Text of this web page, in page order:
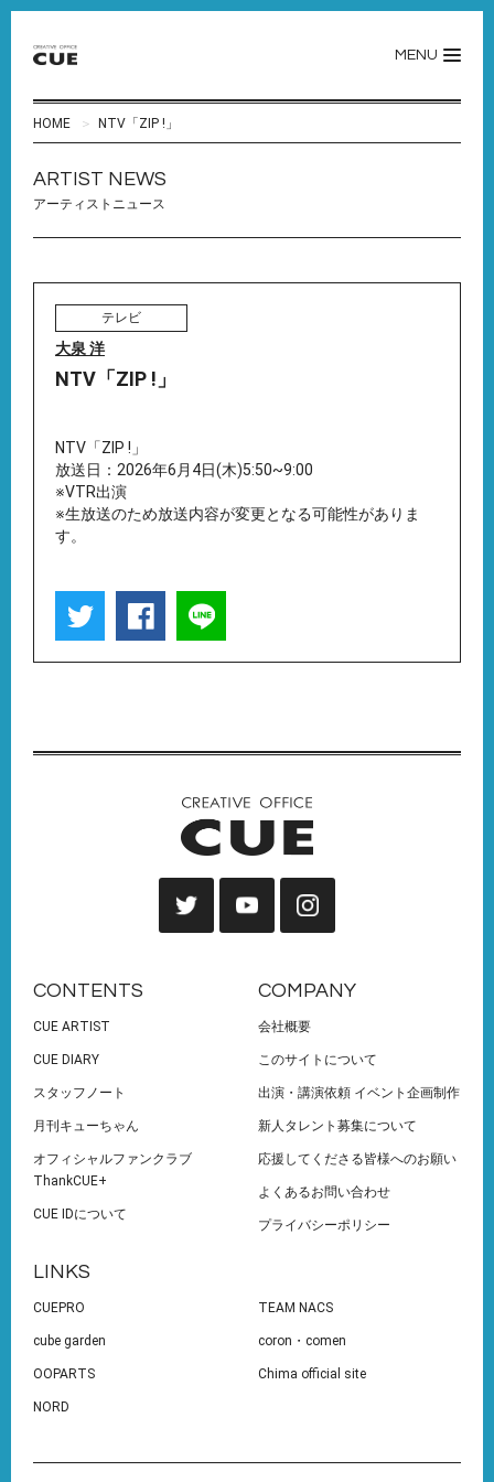
MENU
HOME NTV「ZIP !」
ARTIST NEWS
アーティストニュース
テレビ
大泉 洋
NTV「ZIP !」
NTV「ZIP !」
放送日：2026年6月4日(木)5:50~9:00
※VTR出演
※生放送のため放送内容が変更となる可能性がありま
す。
CONTENTS
CUE ARTIST
CUE DIARY
スタッフノート
月刊キューちゃん
オフィシャルファンクラブ
ThankCUE+
CUE IDについて
COMPANY
会社概要
このサイトについて
出演・講演依頼 イベント企画制作
新人タレント募集について
応援してくださる皆様へのお願い
よくあるお問い合わせ
プライバシーポリシー
LINKS
CUEPRO TEAM NACS
cube garden coron・comen
OOPARTS Chima official site
NORD